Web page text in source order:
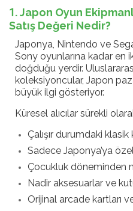
1. Japon Oyun
Satış Değeri Nedir?
Japonya, Nintendo ve
Sony oyunlarına kadar en
doğduğu yerdir.
koleksiyoncular, Japon
büyük ilgi gösteriyor.
Küresel alıcılar sürekli
Çalışır durumdaki
Sadece Japonya’ya özel
Çocukluk döneminden
Nadir aksesuarlar ve
Orijinal arcade kartları